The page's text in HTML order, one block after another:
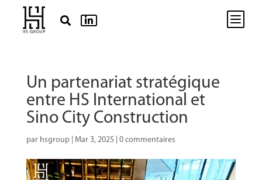
  b
Un partenariat stratégique
entre HS International et
Sino City Construction
par hsgroup| Mar 3, 2025 0 commentaires